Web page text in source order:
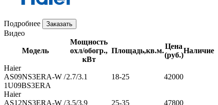
Подробнее Заказать
Видео
Модель
Мощность
охл/обогр.,
кВт
Площадь,кв.м.
Цена
(руб.)
Наличие
Haier
AS09NS3ERA-W /
1U09BS3ERA
2.7/3.1 18-25 42000
Haier
AS12NS3ERA-W /3.5/3.9 25-35 47800